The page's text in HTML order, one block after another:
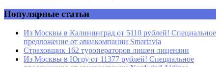
Популярные статьи
Из Москвы в Калининград от 5110 рублей! Специальное
предложение от авиакомпании Smartavia
Страховщик 162 туроператоров лишен лицензии
Из Москвы в Югру от 11377 рублей! Специальное